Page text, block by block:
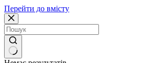
Перейти до вмісту